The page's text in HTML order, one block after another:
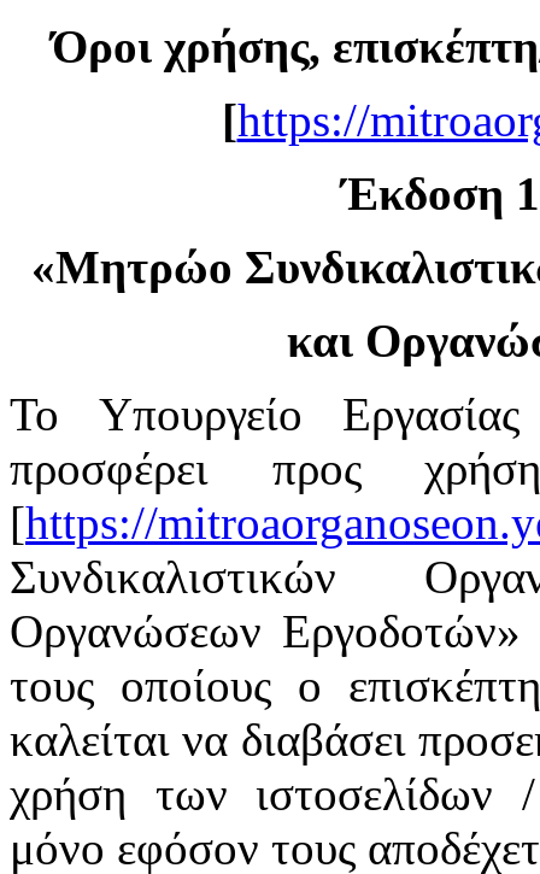
Όροι χρήσης,
[https://
Έκδοση
«Μητρώο
και
Το Υπουργείο
προσφέρει προς
[https://
Συνδικαλιστικών
Οργανώσεων Εργοδοτών»
τους οποίους ο
καλείται να διαβάσει
χρήση των ιστοσελίδων
μόνο εφόσον τους